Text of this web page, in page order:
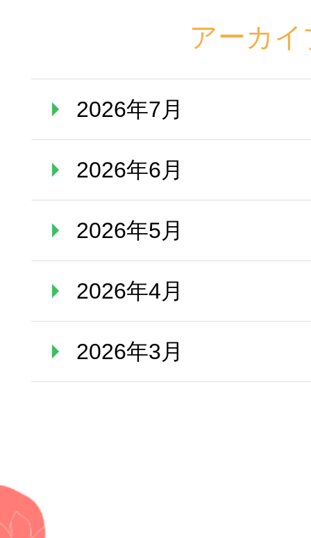
アーカイ
2026年7月
2026年6月
2026年5月
2026年4月
2026年3月